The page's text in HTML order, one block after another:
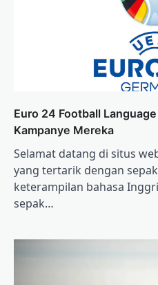
Euro 24 Football
Kampanye Mereka
Selamat datang di situs
yang tertarik dengan
keterampilan bahasa
sepak…